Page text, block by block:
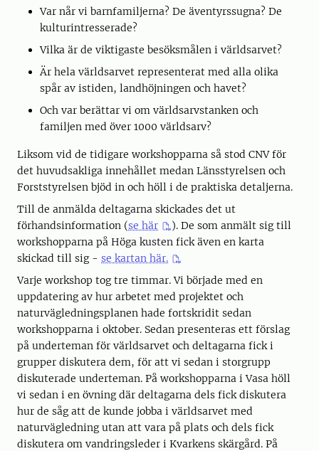
Var når vi barnfamiljerna? De äventyrssugna? De
kulturintresserade?
Vilka är de viktigaste besöksmålen i världsarvet?
Är hela världsarvet representerat med alla olika
spår av istiden, landhöjningen och havet?
Och var berättar vi om världsarvstanken och
familjen med över 1000 världsarv?
Liksom vid de tidigare workshopparna så stod CNV för
det huvudsakliga innehållet medan Länsstyrelsen och
Forststyrelsen bjöd in och höll i de praktiska detaljerna.
Till de anmälda deltagarna skickades det ut
förhandsinformation (se här
). De som anmält sig till
workshopparna på Höga kusten fick även en karta
skickad till sig - se kartan här.
Varje workshop tog tre timmar. Vi började med en
uppdatering av hur arbetet med projektet och
naturvägledningsplanen hade fortskridit sedan
workshopparna i oktober. Sedan presenteras ett förslag
på underteman för världsarvet och deltagarna fick i
grupper diskutera dem, för att vi sedan i storgrupp
diskuterade underteman. På workshopparna i Vasa höll
vi sedan i en övning där deltagarna dels fick diskutera
hur de såg att de kunde jobba i världsarvet med
naturvägledning utan att vara på plats och dels fick
diskutera om vandringsleder i Kvarkens skärgård. På